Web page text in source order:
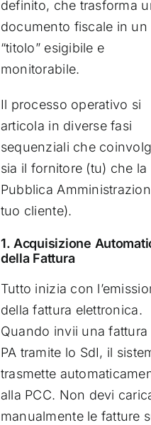
definito, che trasforma
documento fiscale in un
“titolo” esigibile e
monitorabile.
Il processo operativo si
articola in diverse fasi
sequenziali che
sia il fornitore (tu) che la
Pubblica
tuo cliente).
1. Acquisizione
della Fattura
Tutto inizia con
della fattura elettronica.
Quando invii una fattura
PA tramite lo SdI, il
trasmette
alla PCC. Non devi
manualmente le fatture